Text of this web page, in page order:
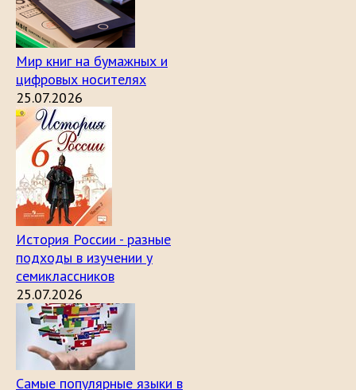
Мир книг на бумажных и
цифровых носителях
25.07.2026
История России - разные
подходы в изучении у
семиклассников
25.07.2026
Самые популярные языки в